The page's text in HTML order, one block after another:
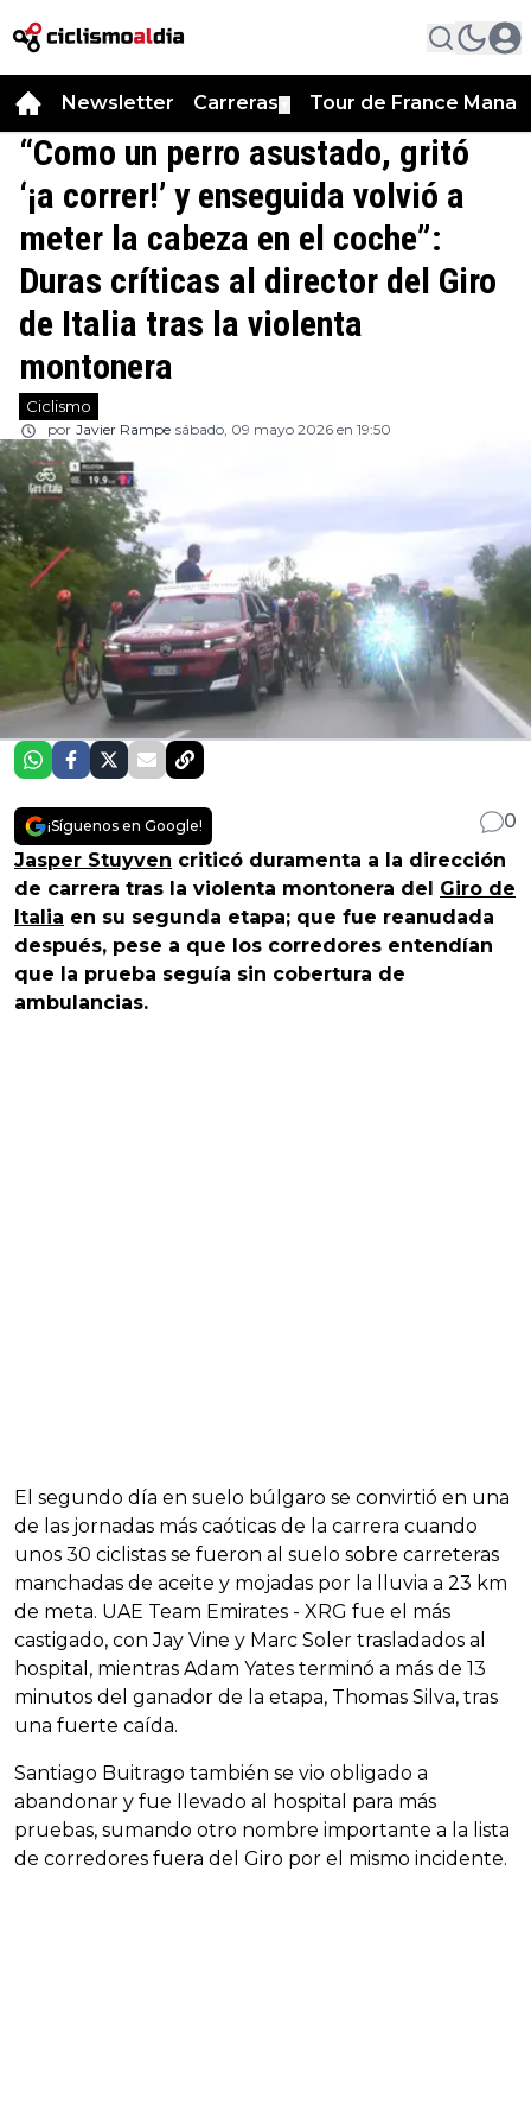
Newsletter Carreras Tour de France
“Como un perro asustado, gritó
‘¡a correr!’ y enseguida volvió a
meter la cabeza en el coche”:
Duras críticas al director del Giro
de Italia tras la violenta
montonera
Ciclismo
por Javier Rampe sábado, 09 mayo 2026 en 19:50
¡Síguenos en Google!
0
Jasper Stuyven criticó duramenta a la dirección
de carrera tras la violenta montonera del Giro de
Italia en su segunda etapa; que fue reanudada
después, pese a que los corredores entendían
que la prueba seguía sin cobertura de
ambulancias.
El segundo día en suelo búlgaro se convirtió en una
de las jornadas más caóticas de la carrera cuando
unos 30 ciclistas se fueron al suelo sobre carreteras
manchadas de aceite y mojadas por la lluvia a 23 km
de meta. UAE Team Emirates - XRG fue el más
castigado, con Jay Vine y Marc Soler trasladados al
hospital, mientras Adam Yates terminó a más de 13
minutos del ganador de la etapa, Thomas Silva, tras
una fuerte caída.
Santiago Buitrago también se vio obligado a
abandonar y fue llevado al hospital para más
pruebas, sumando otro nombre importante a la lista
de corredores fuera del Giro por el mismo incidente.